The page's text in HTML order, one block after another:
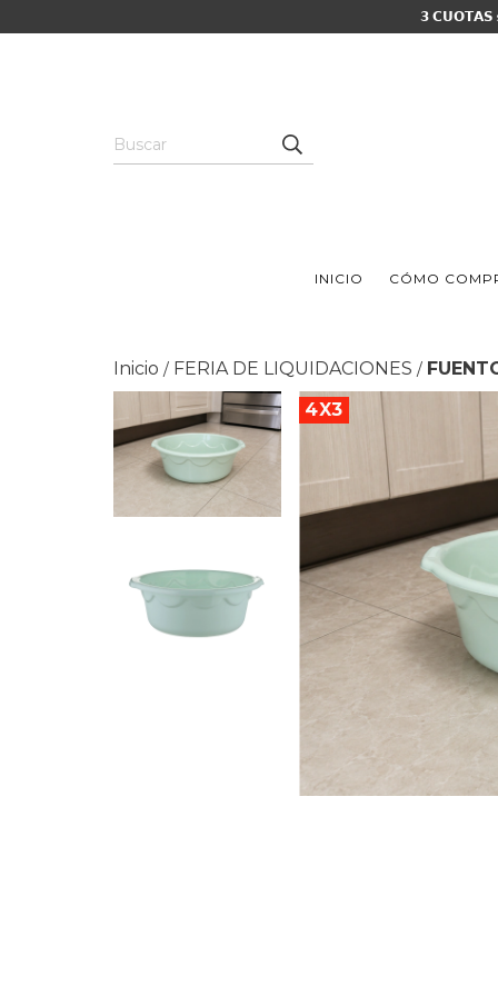
𝟯 𝗖𝗨𝗢𝗧𝗔𝗦
INICIO CÓMO
Inicio / FERIA DE LIQUIDACIONES /
4X3